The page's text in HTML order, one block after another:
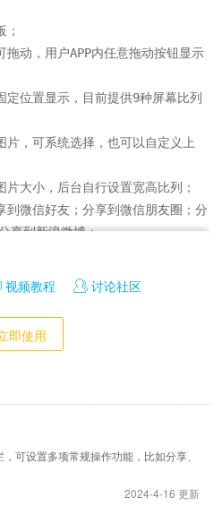
动，用户APP内任意拖动按钮显示
位置显示，目前提供9种屏幕比列
，可系统选择，也可以自定义上
大小，后台自行设置宽高比列；
到微信好友；分享到微信朋友圈；分
享到新浪微博；
能，需选购开通；
切换】功能；
能；
能；
打开】功能；
视频教程 讨论社区
即使用
可设置多项常规操作功能，比如分享、
2024-4-16 更新